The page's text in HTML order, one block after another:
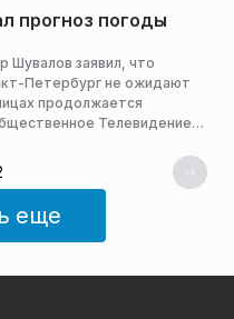
прогноз погоды
Шувалов заявил, что
Петербург не ожидают
продолжается
Телевидение
еще